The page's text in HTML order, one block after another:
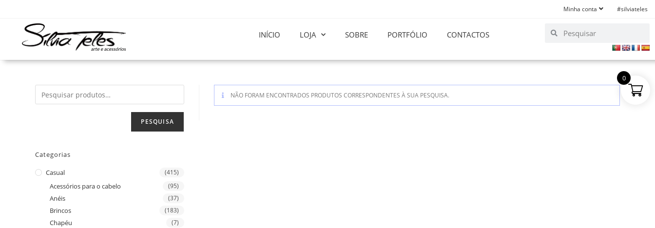
Minha conta #silviateles
INÍCIO LOJA SOBRE PORTFÓLIO CONTACTOS
NÃO FORAM ENCONTRADOS PRODUTOS CORRESPONDENTES À SUA PESQUISA.
PESQUISA
Categorias
Casual (415)
Acessórios para o cabelo (95)
Anéis (37)
Brincos (183)
Chapéu (7)
0